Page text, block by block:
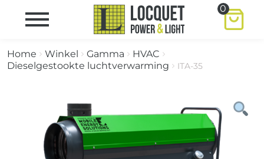
0
Home Winkel Gamma
HVAC
Dieselgestookte luchtverwarming
ITA-35